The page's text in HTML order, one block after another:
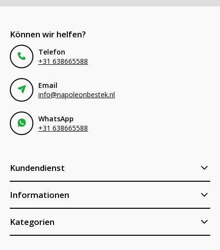
Können wir helfen?
Telefon
+31 638665588
Email
info@napoleonbestek.nl
WhatsApp
+31 638665588
Kundendienst
Informationen
Kategorien